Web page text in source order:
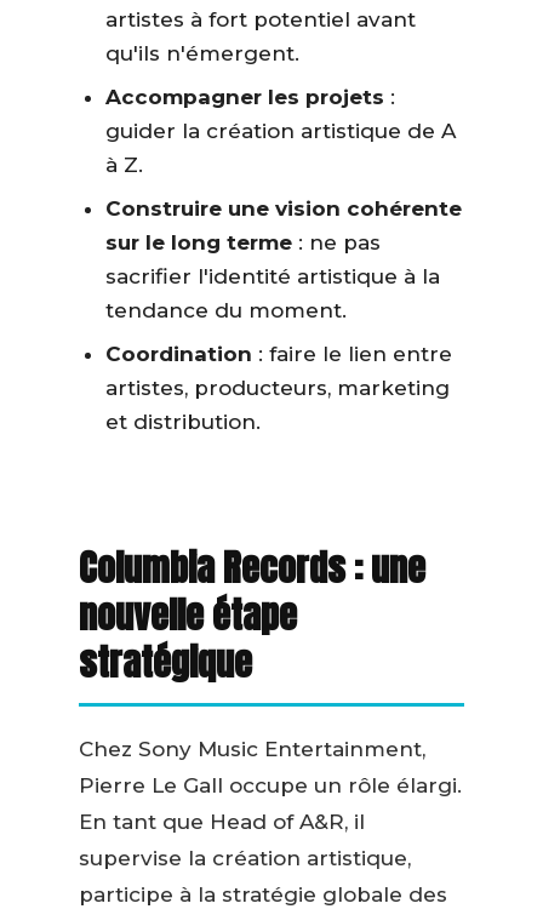
artistes à fort potentiel avant
qu'ils n'émergent.
Accompagner les projets :
guider la création artistique de A
à Z.
Construire une vision cohérente
sur le long terme: ne pas
sacrifier l'identité artistique à la
tendance du moment.
Coordination : faire le lien entre
artistes, producteurs, marketing
et distribution.
Columbia Records : une
nouvelle étape
stratégique
Chez Sony Music Entertainment,
Pierre Le Gall occupe un rôle élargi.
En tant que Head of A&R, il
supervise la création artistique,
participe à la stratégie globale des